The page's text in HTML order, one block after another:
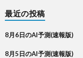
最近の投稿
8月6日のAI予測(速報版)
8月5日のAI予測(速報版)